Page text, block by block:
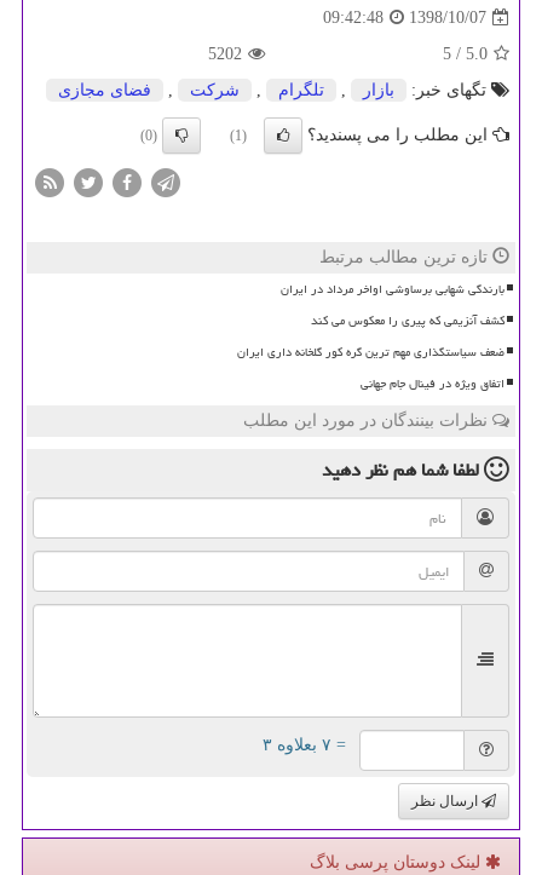
1398/10/07
09:42:48
5.0
/ 5
5202
تگهای خبر:
بازار , تلگرام , شركت , فضای مجازی
این مطلب را می پسندید؟ (1)
(0)
تازه ترین مطالب مرتبط
بارندگی شهابی برساوشی اواخر مرداد در ایران
کشف آنزیمی که پیری را معکوس می کند
ضعف سیاستگذاری مهم ترین گره کور گلخانه داری ایران
اتفاق ویژه در فینال جام جهانی
نظرات بینندگان در مورد این مطلب
لطفا شما همنظر دهید
= ۷ بعلاوه ۳
ارسال نظر
لینک دوستان پرسی بلاگ